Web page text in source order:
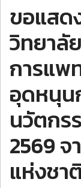
ขอแสด
วิทยาลั
การแพ
อุดหนุน
นวัตกร
2569 จ
แห่งชา